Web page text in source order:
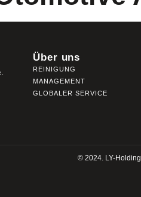
Über uns
REINIGUNG
MANAGEMENT
GLOBALER SERVICE
© 2024. LY-